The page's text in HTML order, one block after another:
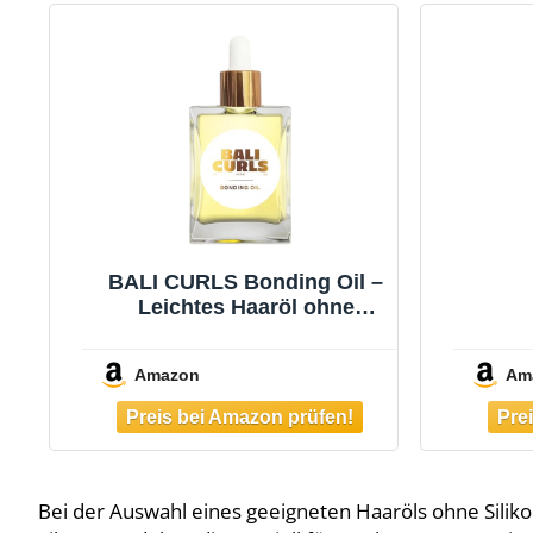
BALI CURLS Bonding Oil –
Leichtes Haaröl ohne
Feuchtigkeitsspendendes
Haar Öl zur Pflege von
Locken – Hair Oil für
trockenes Haar – Für
geschmeidige und
Amazon
Bei der Auswahl eines geeigneten Haaröls ohne